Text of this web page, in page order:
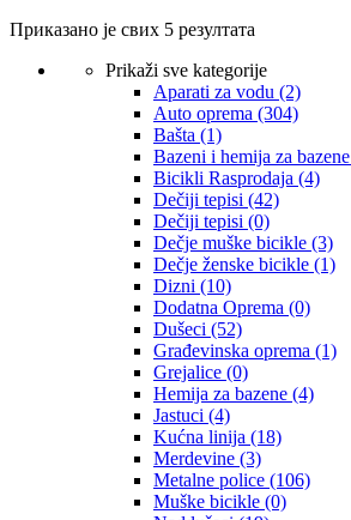
Приказано је свих 5 резултата
Prikaži sve kategorije
Aparati za vodu (2)
Auto oprema (304)
Bašta (1)
Bazeni i hemija za bazene
Bicikli Rasprodaja (4)
Dečiji tepisi (42)
Dečiji tepisi (0)
Dečje muške bicikle (3)
Dečje ženske bicikle (1)
Dizni (10)
Dodatna Oprema (0)
Dušeci (52)
Građevinska oprema (1)
Grejalice (0)
Hemija za bazene (4)
Jastuci (4)
Kućna linija (18)
Merdevine (3)
Metalne police (106)
Muške bicikle (0)